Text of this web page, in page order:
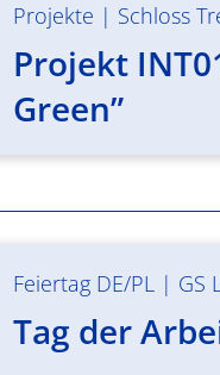
Projekte | Schloss
Projekt
Green”
Feiertag DE/PL | GS
Tag der